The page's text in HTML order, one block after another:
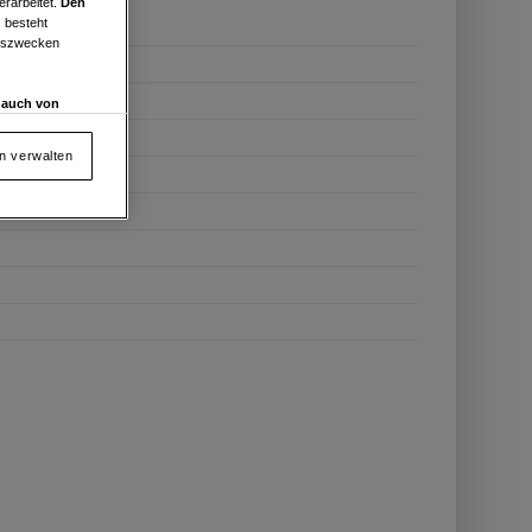
besteht
von
verwalten